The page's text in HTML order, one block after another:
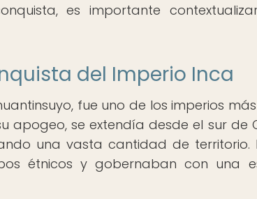
es importante
del Imperio Inca
fue uno de los imperios
apogeo, se extendía desde el sur de
una vasta cantidad de territorio.
étnicos y gobernaban con una